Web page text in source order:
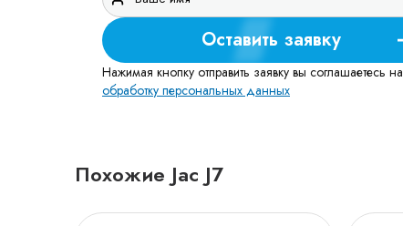
Оставить заявку
Нажимая кнопку отправить заявку вы соглашаетесь на
обработку персональных данных
Похожие Jac J7